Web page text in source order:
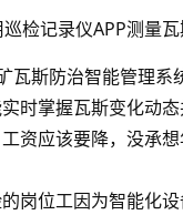
检记录仪APP测量
瓦斯防治智能管理
时掌握瓦斯变化动
资应该要降，没承
岗位工因为智能化